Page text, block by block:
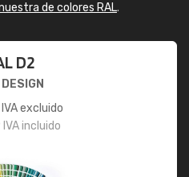
de colores RAL.
D2
IVA excluido
IVA incluido